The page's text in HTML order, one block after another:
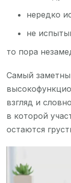
нередко
не
то пора
Самый
взгляд и
в которой
остаются